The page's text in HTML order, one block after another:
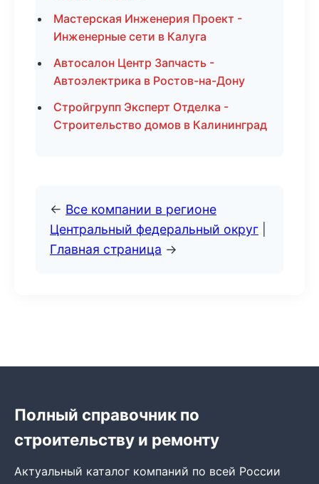
Мастерская Инженерия Проект -
Инженерные сети в Калуга
Автосалон Центр Запчасть -
Автоэлектрика в Ростов-на-Дону
Стройгрупп Эксперт Отделка -
Строительство домов в Калининград
← Все компании в регионе
Центральный федеральный округ
Главная страница →
Полный справочник по
строительству и ремонту
Актуальный каталог компаний по всей России